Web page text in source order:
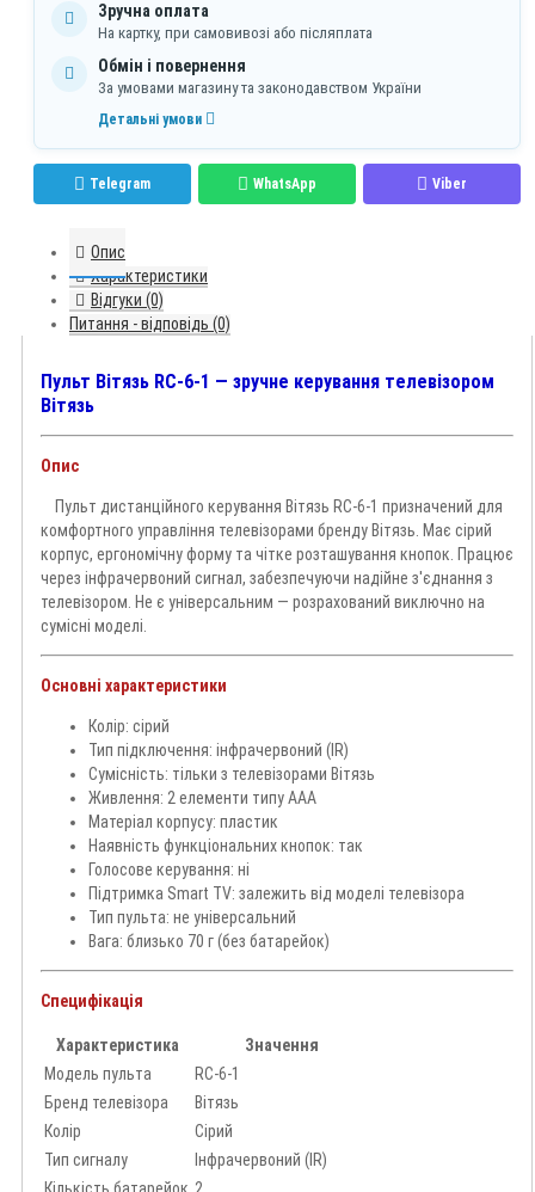
Зручна оплата
На картку, при самовивозі або післяплата
Обмін і повернення
За умовами магазину та законодавством України
Детальні умови
Telegram WhatsApp Viber
Опис
Характеристики
Відгуки (0)
Питання - відповідь (0)
Пульт Вітязь RC-6-1 — зручне керування телевізором
Вітязь
Опис
Пульт дистанційного керування Вітязь RC-6-1 призначений для
комфортного управління телевізорами бренду Вітязь. Має сірий
корпус, ергономічну форму та чітке розташування кнопок. Працює
через інфрачервоний сигнал, забезпечуючи надійне з'єднання з
телевізором. Не є універсальним — розрахований виключно на
сумісні моделі.
Основні характеристики
Колір: сірий
Тип підключення: інфрачервоний (IR)
Сумісність: тільки з телевізорами Вітязь
Живлення: 2 елементи типу AAA
Матеріал корпусу: пластик
Наявність функціональних кнопок: так
Голосове керування: ні
Підтримка Smart TV: залежить від моделі телевізора
Тип пульта: не універсальний
Вага: близько 70 г (без батарейок)
Специфікація
Характеристика
Значення
Модель пульта
RC-6-1
Бренд телевізора
Вітязь
Колір
Сірий
Тип сигналу
Інфрачервоний (IR)